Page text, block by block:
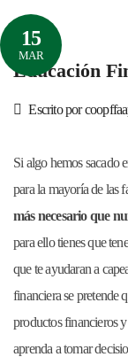
15
MAR
Educación
Escrito por
Si algo hemos sacado
para la mayoría de las
más necesario que
para ello tienes que
que te ayudaran a
financiera se pretende
productos financieros
aprenda a tomar